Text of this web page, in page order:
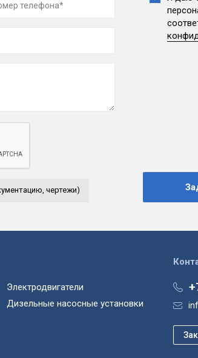
чертежи)
Электродвигатели
Дизельные насосные установки